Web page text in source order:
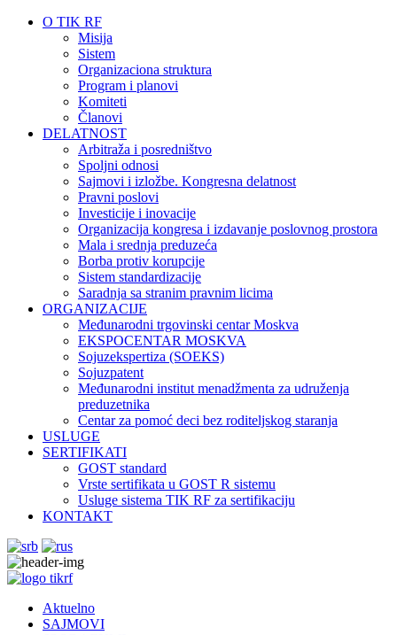
O TIK RF
Misija
Sistem
Organizaciona struktura
Program i planovi
Komiteti
Članovi
DELATNOST
Arbitraža i posredništvo
Spoljni odnosi
Sajmovi i izložbe. Kongresna delatnost
Pravni poslovi
Investicije i inovacije
Organizacija kongresa i izdavanje poslovnog prostora
Mala i srednja preduzeća
Borba protiv korupcije
Sistem standardizacije
Saradnja sa stranim pravnim licima
ORGANIZACIJE
Međunarodni trgovinski centar Moskva
EKSPOCENTAR MOSKVA
Sojuzekspertiza (SOEKS)
Sojuzpatent
Međunarodni institut menadžmenta za udruženja
preduzetnika
Centar za pomoć deci bez roditeljskog staranja
USLUGE
SERTIFIKATI
GOST standard
Vrste sertifikata u GOST R sistemu
Usluge sistema TIK RF za sertifikaciju
KONTAKT
Aktuelno
SAJMOVI